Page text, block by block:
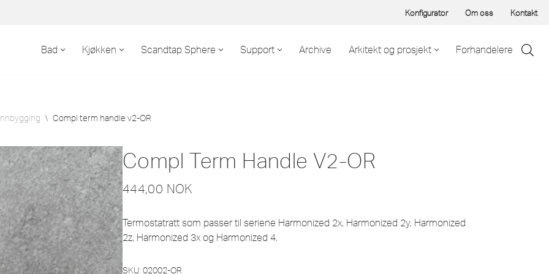
Konfigurator Om oss Kontakt
Bad Kjøkken Scandtap Sphere Support Archive Arkitekt og prosjekt Forhandelere
\ Compl term handle v2-OR
Compl Term Handle V2-OR
444,00 NOK
Termostatratt som passer til seriene Harmonized 2x, Harmonized 2y, Harmonized
2z, Harmonized 3x og Harmonized 4.
SKU: 02002-OR